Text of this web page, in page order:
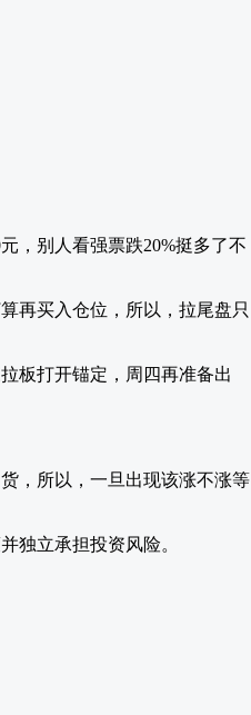
，别人看强票跌20%挺多了不
再买入仓位，所以，拉尾盘只
板打开锚定，周四再准备出
，所以，一旦出现该涨不涨等
独立承担投资风险。